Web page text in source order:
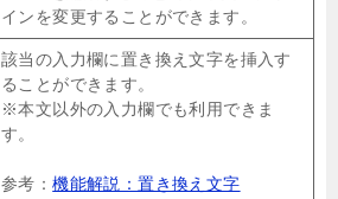
インを変更することができます。
該当の入力欄に置き換え文字を挿入す
ることができます。
※本文以外の入力欄でも利用できま
す。
参考：機能解説：置き換え文字